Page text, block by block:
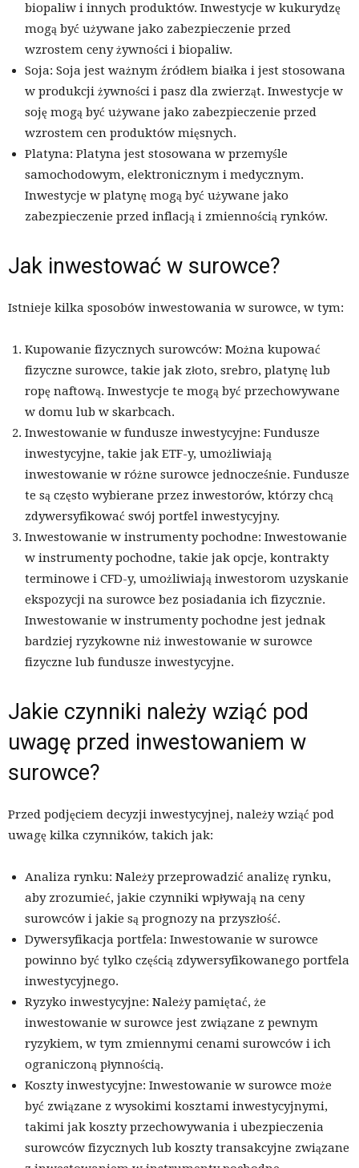
biopaliw i innych produktów. Inwestycje w kukurydzę
mogą być używane jako zabezpieczenie przed
wzrostem ceny żywności i biopaliw.
Soja: Soja jest ważnym źródłem białka i jest stosowana
w produkcji żywności i pasz dla zwierząt. Inwestycje w
soję mogą być używane jako zabezpieczenie przed
wzrostem cen produktów mięsnych.
Platyna: Platyna jest stosowana w przemyśle
samochodowym, elektronicznym i medycznym.
Inwestycje w platynę mogą być używane jako
zabezpieczenie przed inflacją i zmiennością rynków.
Jak inwestować w surowce?
Istnieje kilka sposobów inwestowania w surowce, w tym:
Kupowanie fizycznych surowców: Można kupować
fizyczne surowce, takie jak złoto, srebro, platynę lub
ropę naftową. Inwestycje te mogą być przechowywane
w domu lub w skarbcach.
Inwestowanie w fundusze inwestycyjne: Fundusze
inwestycyjne, takie jak ETF-y, umożliwiają
inwestowanie w różne surowce jednocześnie. Fundusze
te są często wybierane przez inwestorów, którzy chcą
zdywersyfikować swój portfel inwestycyjny.
Inwestowanie w instrumenty pochodne: Inwestowanie
w instrumenty pochodne, takie jak opcje, kontrakty
terminowe i CFD-y, umożliwiają inwestorom uzyskanie
ekspozycji na surowce bez posiadania ich fizycznie.
Inwestowanie w instrumenty pochodne jest jednak
bardziej ryzykowne niż inwestowanie w surowce
fizyczne lub fundusze inwestycyjne.
Jakie czynniki należy wziąć pod
uwagę przed inwestowaniem w
surowce?
Przed podjęciem decyzji inwestycyjnej, należy wziąć pod
uwagę kilka czynników, takich jak:
Analiza rynku: Należy przeprowadzić analizę rynku,
aby zrozumieć, jakie czynniki wpływają na ceny
surowców i jakie są prognozy na przyszłość.
Dywersyfikacja portfela: Inwestowanie w surowce
powinno być tylko częścią zdywersyfikowanego portfela
inwestycyjnego.
Ryzyko inwestycyjne: Należy pamiętać, że
inwestowanie w surowce jest związane z pewnym
ryzykiem, w tym zmiennymi cenami surowców i ich
ograniczoną płynnością.
Koszty inwestycyjne: Inwestowanie w surowce może
być związane z wysokimi kosztami inwestycyjnymi,
takimi jak koszty przechowywania i ubezpieczenia
surowców fizycznych lub koszty transakcyjne związane